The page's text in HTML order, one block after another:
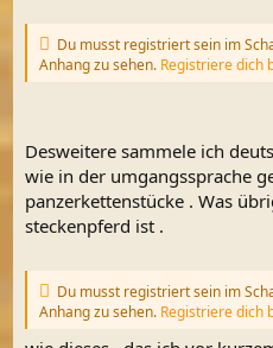
Du musst registriert sein im
Anhang zu sehen. Registriere dich
Desweitere sammele ich
wie in der umgangssprache
panzerkettenstücke . Was
steckenpferd ist .
Du musst registriert sein im
Anhang zu sehen. Registriere dich